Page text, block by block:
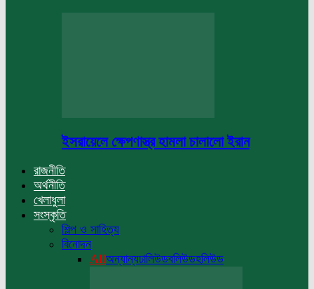
ইসরায়েলে ক্ষেপণাস্ত্র হামলা চালালো ইরান
রাজনীতি
অর্থনীতি
খেলাধুলা
সংস্কৃতি
শিল্প ও সাহিত্য
বিনোদন
Allঅন্যান্যঢালিউডবলিউডহলিউড